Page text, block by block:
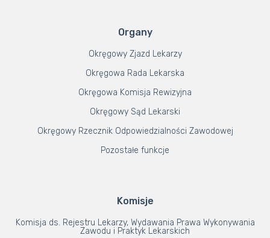
Organy
Okręgowy Zjazd Lekarzy
Okręgowa Rada Lekarska
Okręgowa Komisja Rewizyjna
Okręgowy Sąd Lekarski
Okręgowy Rzecznik Odpowiedzialności Zawodowej
Pozostałe funkcje
Komisje
Komisja ds. Rejestru Lekarzy, Wydawania Prawa Wykonywania
Zawodu i Praktyk Lekarskich